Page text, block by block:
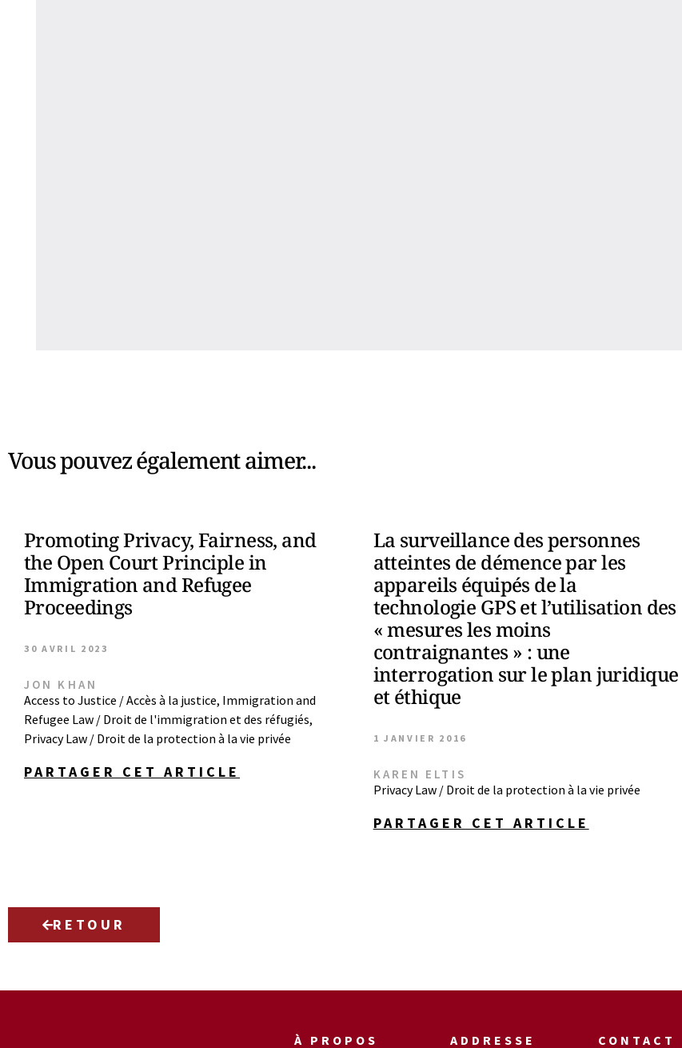
Vous pouvez également aimer...
Promoting Privacy, Fairness, and
the Open Court Principle in
Immigration and Refugee
Proceedings
30 AVRIL 2023
JON KHAN
Access to Justice / Accès à la justice, Immigration and
Refugee Law / Droit de l'immigration et des réfugiés,
Privacy Law / Droit de la protection à la vie privée
PARTAGER CET ARTICLE
La surveillance des personnes
atteintes de démence par les
appareils équipés de la
technologie GPS et l’utilisation des
« mesures les moins
contraignantes » : une
interrogation sur le plan juridique
et éthique
1 JANVIER 2016
KAREN ELTIS
Privacy Law / Droit de la protection à la vie privée
PARTAGER CET ARTICLE
RETOUR
À PROPOS ADDRESSE CONTACT